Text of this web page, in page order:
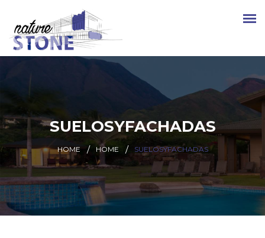
SUELOSYFACHADAS
HOME HOME SUELOSYFACHADAS